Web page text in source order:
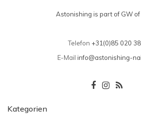
Astonishing is part of GW of
Telefon +31(0)85 020
E-Mail info@astonishing-
Kategorien